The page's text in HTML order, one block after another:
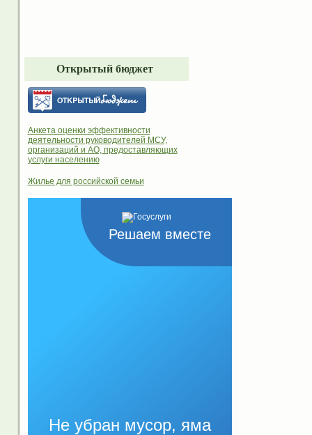
Открытый бюджет
Анкета оценки эффективности
деятельности руководителей МСУ,
организаций и АО, предоставляющих
услуги населению
Жилье для российской семьи
Решаем вместе
Не убран мусор, яма